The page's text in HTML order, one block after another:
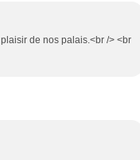
de nos palais.<br /> <br